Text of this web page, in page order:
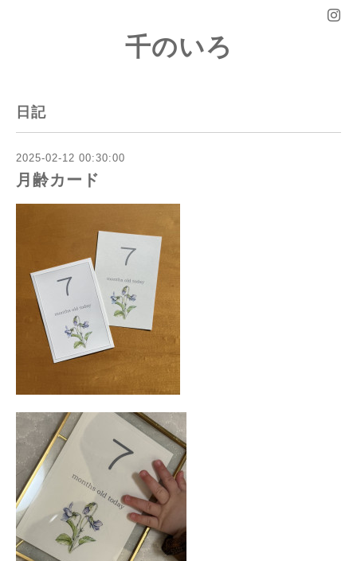
千のいろ
日記
2025-02-12 00:30:00
月齢カード